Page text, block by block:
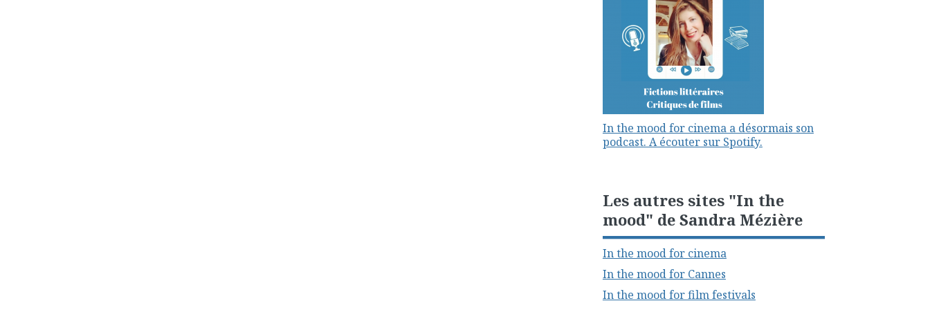
In the mood for cinema a désormais son
podcast. A écouter sur Spotify.
Les autres sites "In the
mood" de Sandra Mézière
In the mood for cinema
In the mood for Cannes
In the mood for film festivals